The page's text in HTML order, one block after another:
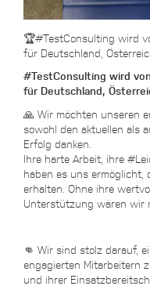
🏆#TestConsulting wird
für Deutschland,
#TestConsulting wird
für Deutschland,
🙏 Wir möchten unseren
sowohl den aktuellen als
Erfolg danken.
Ihre harte Arbeit, ihre
haben es uns ermöglicht,
erhalten. Ohne ihre
Unterstützung wären wir
👊 Wir sind stolz darauf,
engagierten Mitarbeitern
und ihrer